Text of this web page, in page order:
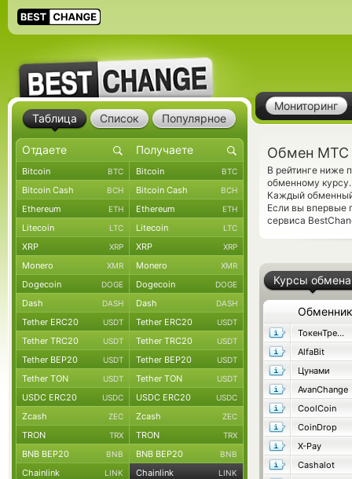
Мониторинг
Обмен МТС
В рейтинге ниже
обменному
Каждый
Если вы впервые
сервиса
Курсы обмена
Обменник
ТокенТрейд
AlfaBit
Цунами
AvanChange
CoolCoin
CoinDrop
X-Pay
Cashalot
Таблица Список Популярное
Bitcoin BTC Bitcoin BTC
Bitcoin Cash BCH Bitcoin Cash BCH
Ethereum ETH Ethereum ETH
Litecoin LTC Litecoin LTC
XRP XRP XRP XRP
Monero XMR Monero XMR
Dogecoin DOGE Dogecoin DOGE
Dash DASH Dash DASH
Tether ERC20 USDT Tether ERC20 USDT
Tether TRC20 USDT Tether TRC20 USDT
Tether BEP20 USDT Tether BEP20 USDT
Tether TON USDT Tether TON USDT
USDC ERC20 USDC USDC ERC20 USDC
Zcash ZEC Zcash ZEC
TRON TRX TRON TRX
BNB BEP20 BNB BNB BEP20 BNB
Chainlink LINK Chainlink LINK